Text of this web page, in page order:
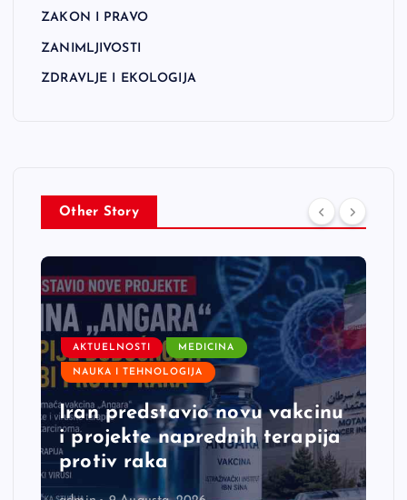
ZAKON I PRAVO
ZANIMLJIVOSTI
ZDRAVLJE I EKOLOGIJA
Other Story
AKTUELNOSTI MEDICINA
NAUKA I TEHNOLOGIJA
Iran predstavio novu vakcinu
i projekte naprednih terapija
protiv raka